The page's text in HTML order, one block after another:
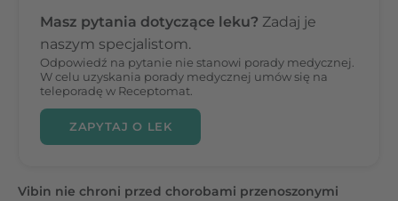
Masz pytania dotyczące leku? Zadaj je
naszym specjalistom.
Odpowiedź na pytanie nie stanowi porady medycznej.
W celu uzyskania porady medycznej umów się na
teleporadę w Receptomat.
ZAPYTAJ O LEK
Vibin nie chroni przed chorobami przenoszonymi